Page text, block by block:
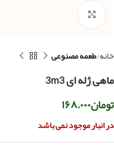
خانه طعمه مصنوعی
ماهی ژله ای 3m3
تومان۱۶۸.۰۰۰
در انبار موجود نمی باشد